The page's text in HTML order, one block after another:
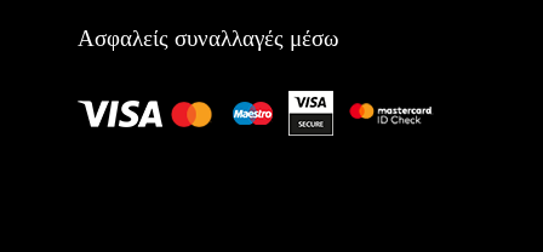
Ασφαλείς συναλλαγές μέσω